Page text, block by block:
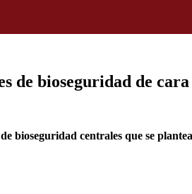
de bioseguridad de cara
bioseguridad centrales que se